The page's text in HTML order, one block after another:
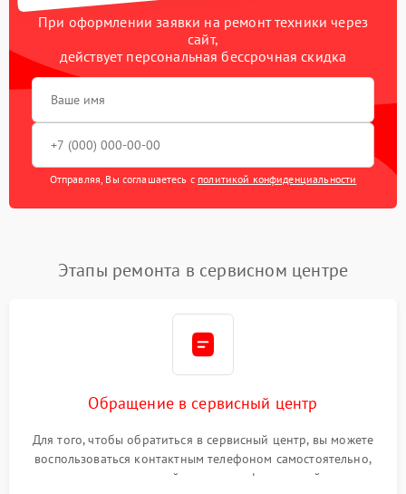
При оформлении заявки на ремонт техники через
сайт,
действует персональная бессрочная скидка
Отправляя, Вы соглашаетесь с политикой конфиденциальности
Этапы ремонта в сервисном центре
Обращение в сервисный центр
Для того, чтобы обратиться в сервисный центр, вы можете
воспользоваться контактным телефоном самостоятельно,
или оставить свой номер телефона на сайте